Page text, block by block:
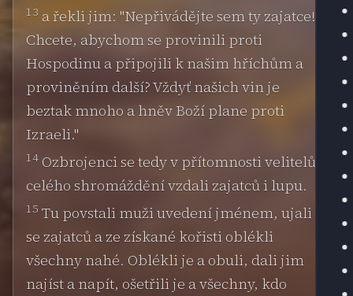
13 a řekli jim: "Nepřivádějte sem ty zajatce!
Chcete, abychom se provinili proti
Hospodinu a připojili k našim hříchům a
proviněním další? Vždyť našich vin je
beztak mnoho a hněv Boží plane proti
Izraeli."
14 Ozbrojenci se tedy v přítomnosti velitelů a
celého shromáždění vzdali zajatců i lupu.
15 Tu povstali muži uvedení jménem, ujali
se zajatců a ze získané kořisti oblékli
všechny nahé. Oblékli je a obuli, dali jim
najíst a napít, ošetřili je a všechny, kdo